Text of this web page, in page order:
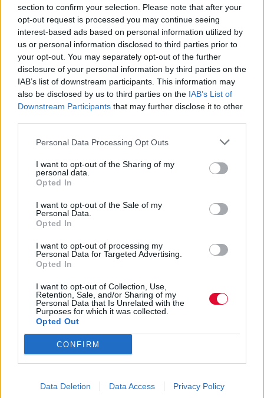
section to confirm your selection. Please note that after your
opt-out request is processed you may continue seeing
interest-based ads based on personal information utilized by
us or personal information disclosed to third parties prior to
your opt-out. You may separately opt-out of the further
disclosure of your personal information by third parties on the
IAB’s list of downstream participants. This information may
also be disclosed by us to third parties on the IAB’s List of
Downstream Participants that may further disclose it to other
Personal Data Processing Opt Outs
I want to opt-out of the Sharing of my
personal data.
Opted In
I want to opt-out of the Sale of my
Personal Data.
Opted In
I want to opt-out of processing my
Personal Data for Targeted Advertising.
Opted In
I want to opt-out of Collection, Use,
Retention, Sale, and/or Sharing of my
Personal Data that Is Unrelated with the
Purposes for which it was collected.
Opted Out
CONFIRM
Data Deletion Data Access Privacy Policy
Rage Against the Machine
ΣΥΝΕΝΤΕΥΞΕΙΣ - ΔΙΕΘΝΗ ΜΆΙ 1,1999
Hip Hop Girls
Prodigy
Υδρογόνο 3